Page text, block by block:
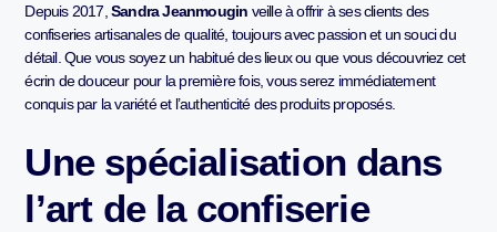
Depuis 2017, Sandra Jeanmougin veille à offrir à ses clients des
confiseries artisanales de qualité, toujours avec passion et un souci du
détail. Que vous soyez un habitué des lieux ou que vous découvriez cet
écrin de douceur pour la première fois, vous serez immédiatement
conquis par la variété et l’authenticité des produits proposés.
Une spécialisation dans
l’art de la confiserie